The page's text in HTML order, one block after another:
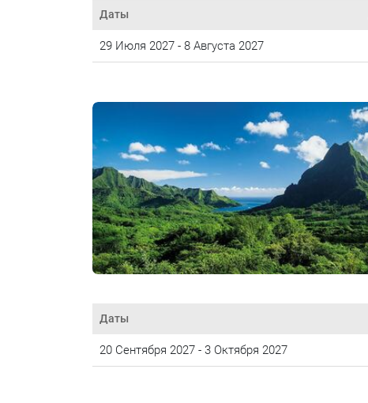
Даты
29 Июля 2027 - 8 Августа 2027
Даты
20 Сентября 2027 - 3 Октября 2027